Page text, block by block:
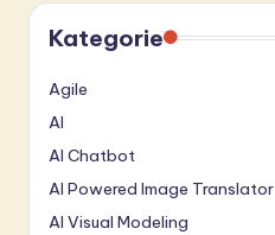
Kategorie
Agile
AI
AI Chatbot
AI Powered Image Translator
AI Visual Modeling